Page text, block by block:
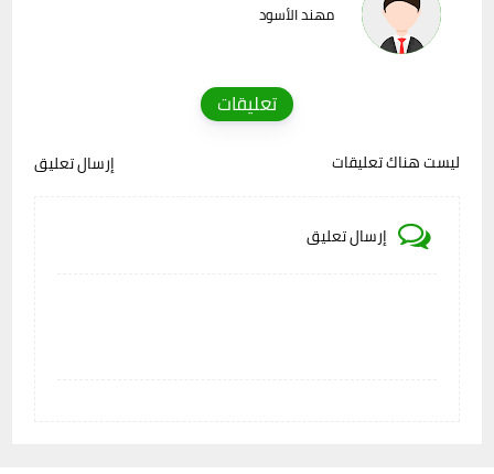
مهند الأسود
تعليقات
ليست هناك تعليقات إرسال تعليق
إرسال تعليق